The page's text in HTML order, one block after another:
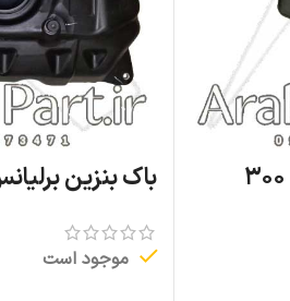
باک بنزین
موجود است